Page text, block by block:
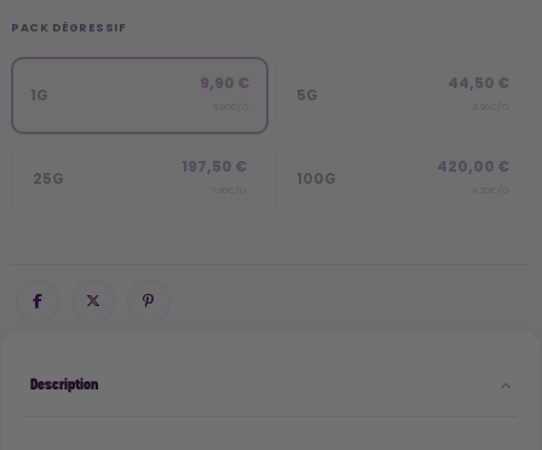
PACK DÉGRESSIF
1G
9,90 €
5G
44,50 €
25G
197,50 €
100G
420,00 €
Description